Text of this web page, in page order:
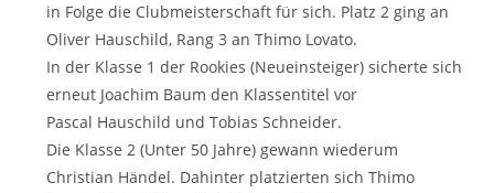
in Folge die Clubmeisterschaft für sich. Platz 2 ging an
Oliver Hauschild, Rang 3 an Thimo Lovato.
In der Klasse 1 der Rookies (Neueinsteiger) sicherte sich
erneut Joachim Baum den Klassentitel vor
Pascal Hauschild und Tobias Schneider.
Die Klasse 2 (Unter 50 Jahre) gewann wiederum
Christian Händel. Dahinter platzierten sich Thimo